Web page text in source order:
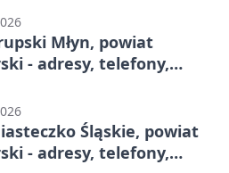
Młyn, powiat
- adresy, telefony,
Śląskie, powiat
- adresy, telefony,